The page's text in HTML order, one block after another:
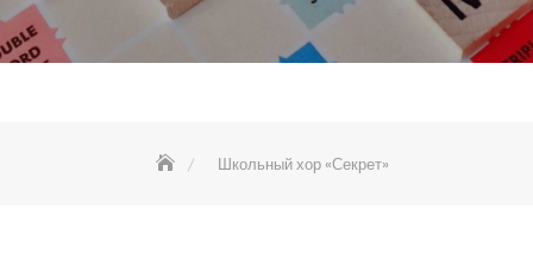
Школьный хор «Секрет»